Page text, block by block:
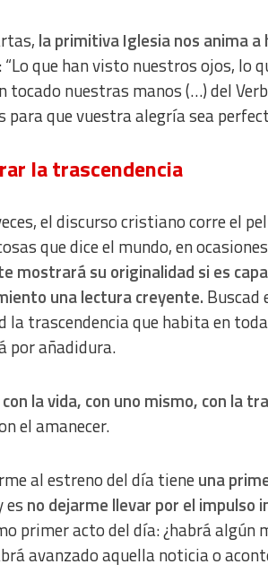
la primitiva Iglesia nos anima a
: “Lo que han visto nuestros ojos, lo
tocado nuestras manos (…) del
para que vuestra alegría sea
la trascendencia
el discurso cristiano corre el
que dice el mundo, en
mostrará su originalidad si es
una lectura creyente. Buscad
la trascendencia que habita en
por añadidura.
la vida, con uno mismo, con la
el amanecer.
al estreno del día tieneuna
es no dejarme llevar por el impulso
primer acto del día: ¿habrá algún
avanzado aquella noticia o